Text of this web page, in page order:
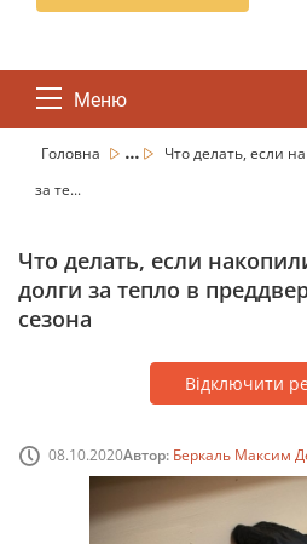
Меню
Головна ...
Что делать, если
за те...
Что делать, если
долги за тепло в
сезона
Відключити
08.10.2020Автор: Беркаль Максим